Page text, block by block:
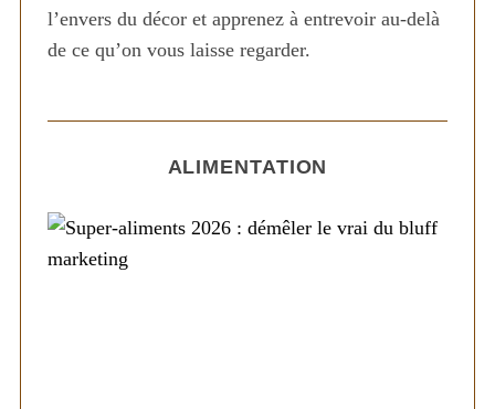
l’envers du décor et apprenez à entrevoir au-delà
de ce qu’on vous laisse regarder.
ALIMENTATION